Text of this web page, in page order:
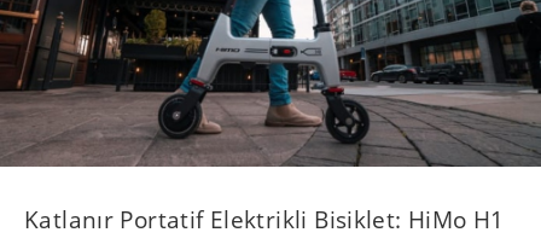
Katlanır Portatif Elektrikli Bisiklet: HiMo H1